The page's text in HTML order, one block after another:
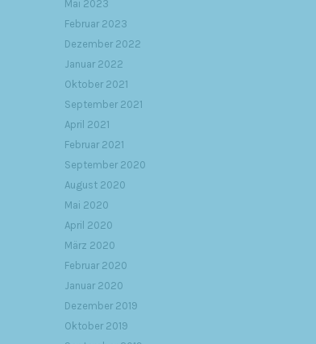
Mai 2023
Februar 2023
Dezember 2022
Januar 2022
Oktober 2021
September 2021
April 2021
Februar 2021
September 2020
August 2020
Mai 2020
April 2020
März 2020
Februar 2020
Januar 2020
Dezember 2019
Oktober 2019